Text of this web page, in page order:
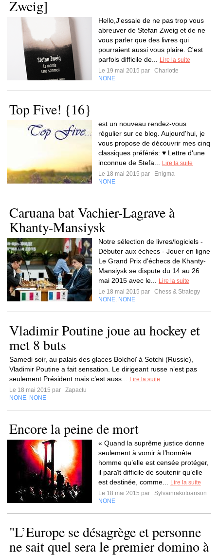
Zweig]
Hello,J'essaie de ne pas trop vous
abreuver de Stefan Zweig et de ne
vous parler que des livres qui
pourraient aussi vous plaire. C'est
parfois difficile de...
Lire la suite
Le 19 mai 2015 par
Charlotte
NONE
Top Five! {16}
est un nouveau rendez-vous
régulier sur ce blog. Aujourd'hui, je
vous propose de découvrir mes cinq
classiques préférés: ♥ Lettre d'une
inconnue de Stefa...
Lire la suite
Le 18 mai 2015 par
Enigma
NONE
Caruana bat Vachier-Lagrave à
Khanty-Mansiysk
Notre sélection de livres/logiciels -
Débuter aux échecs - Jouer en ligne
Le Grand Prix d'échecs de Khanty-
Mansiysk se dispute du 14 au 26
mai 2015 avec le...
Lire la suite
Le 18 mai 2015 par
Chess & Strategy
NONE NONE
Vladimir Poutine joue au hockey et
met 8 buts
Samedi soir, au palais des glaces Bolchoï à Sotchi (Russie),
Vladimir Poutine a fait sensation. Le dirigeant russe n’est pas
seulement Président mais c’est auss...
Lire la suite
Le 18 mai 2015 par
Zapactu
NONE NONE
Encore la peine de mort
« Quand la suprême justice donne
seulement à vomir à l’honnête
homme qu’elle est censée protéger,
il paraît difficile de soutenir qu’elle
est destinée, comme...
Lire la suite
Le 18 mai 2015 par
Sylvainrakotoarison
NONE
"L’Europe se désagrège et personne
ne sait quel sera le premier domino à